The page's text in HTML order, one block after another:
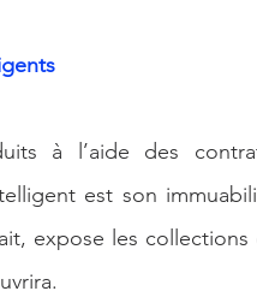
à l’aide des
est son
expose les collections